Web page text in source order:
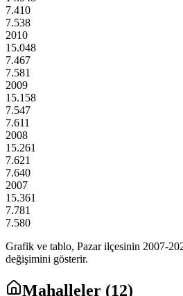
7.410
7.538
2010
15.048
7.467
7.581
2009
15.158
7.547
7.611
2008
15.261
7.621
7.640
2007
15.361
7.781
7.580
Grafik ve tablo, Pazarilçesinin 2007-
değişimini gösterir.
Mahalleler (12)